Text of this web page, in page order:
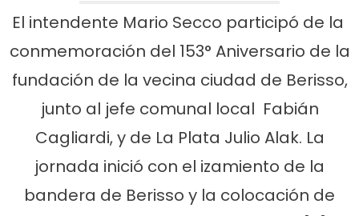
El intendente Mario Secco participó de la
conmemoración del 153° Aniversario de la
fundación de la vecina ciudad de Berisso,
junto al jefe comunal local Fabián
Cagliardi, y de La Plata Julio Alak. La
jornada inició con el izamiento de la
bandera de Berisso y la colocación de